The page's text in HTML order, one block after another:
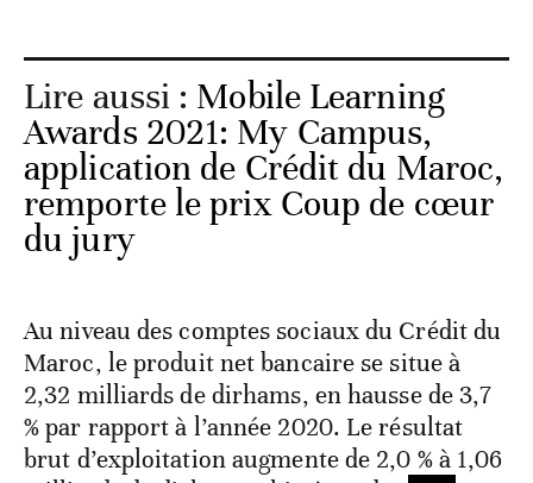
Lire aussi : Mobile Learning
Awards 2021: My Campus,
application de Crédit du Maroc,
remporte le prix Coup de cœur
du jury
Au niveau des comptes sociaux du Crédit du
Maroc, le produit net bancaire se situe à
2,32 milliards de dirhams, en hausse de 3,7
% par rapport à l’année 2020. Le résultat
brut d’exploitation augmente de 2,0 % à 1,06